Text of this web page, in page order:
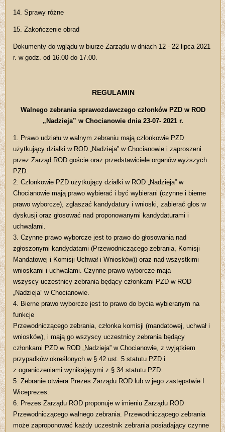
14. Sprawy różne
15. Zakończenie obrad
Dokumenty do wglądu w biurze Zarządu w dniach 12 - 22 lipca 2021
r. w godz. od 16.00 do 17.00.
REGULAMIN
Walnego zebrania sprawozdawczego członków PZD w ROD
„Nadzieja” w Chocianowie dnia 23-07- 2021 r.
1. Prawo udziału w walnym zebraniu mają członkowie PZD
użytkujący działki w ROD „Nadzieja” w Chocianowie i zaproszeni
przez Zarząd ROD goście oraz przedstawiciele organów wyższych
PZD.
2. Członkowie PZD użytkujący działki w ROD „Nadzieja” w
Chocianowie mają prawo wybierać i być wybierani (czynne i bierne
prawo wyborcze), zgłaszać kandydatury i wnioski, zabierać głos w
dyskusji oraz głosować nad proponowanymi kandydaturami i
uchwałami.
3. Czynne prawo wyborcze jest to prawo do głosowania nad
zgłoszonymi kandydatami (Przewodniczącego zebrania, Komisji
Mandatowej i Komisji Uchwał i Wniosków)) oraz nad wszystkimi
wnioskami i uchwałami. Czynne prawo wyborcze mają
wszyscy uczestnicy zebrania będący członkami PZD w ROD
„Nadzieja” w Chocianowie.
4. Bierne prawo wyborcze jest to prawo do bycia wybieranym na
funkcje
Przewodniczącego zebrania, członka komisji (mandatowej, uchwał i
wniosków), i mają go wszyscy uczestnicy zebrania będący
członkami PZD w ROD „Nadzieja” w Chocianowie, z wyjątkiem
przypadków określonych w § 42 ust. 5 statutu PZD i
z ograniczeniami wynikającymi z § 34 statutu PZD.
5. Zebranie otwiera Prezes Zarządu ROD lub w jego zastępstwie I
Wiceprezes.
6. Prezes Zarządu ROD proponuje w imieniu Zarządu ROD
Przewodniczącego walnego zebrania. Przewodniczącego zebrania
może zaproponować każdy uczestnik zebrania posiadający czynne